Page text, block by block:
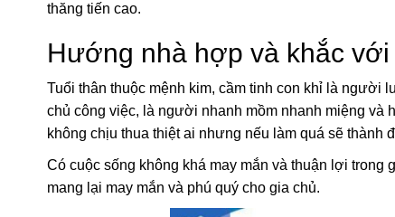
thăng tiến cao.
Hướng nhà hợp và khắc với
Tuổi thân thuộc mệnh kim, cầm tinh con khỉ là người
chủ công việc, là người nhanh mồm nhanh miệng và
không chịu thua thiệt ai nhưng nếu làm quá sẽ thành
Có cuộc sống không khá may mắn và thuận lợi
mang lại may mắn và phú quý cho gia chủ.